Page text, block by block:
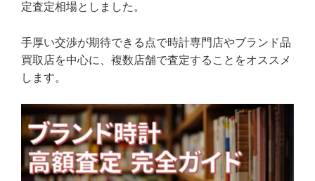
定査定相場としました。
手厚い交渉が期待できる点で時計専門店やブランド品
買取店を中心に、複数店舗で査定することをオススメ
します。